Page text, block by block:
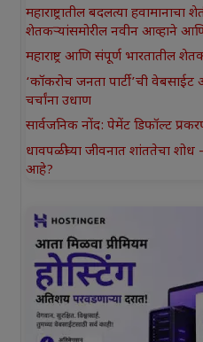
महाराष्ट्रातील बदलत्या हवामानाचा
शेतकऱ्यांसमोरील नवीन आव्हाने
महाराष्ट्र आणि संपूर्ण भारतातील
‘कॉकरोच जनता पार्टी’ची
चर्चांना उधाण
सार्वजनिक नोंद: पेमेंट डिफॉल्ट
धावपळीच्या जीवनात शांततेचा
आहे?